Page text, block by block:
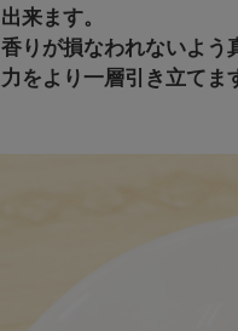
出来ます。
香りが損なわれないよう
力をより一層引き立てま